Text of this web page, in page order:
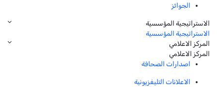
الجوائز
الاستراتيجية المؤسسية
الاستراتيجية المؤسسية
المركز الاعلامي
المركز الاعلامي
اصدارات الصحافة
الاعلانات التليفزيونية